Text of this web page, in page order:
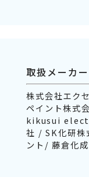
取扱メーカー
株式会社エク
ペイント株式
kikusui
社 / SK化研株
ント/ 藤倉化